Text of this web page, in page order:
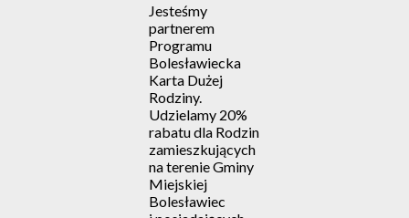
Jesteśmy
partnerem
Programu
Bolesławiecka
Karta Dużej
Rodziny.
Udzielamy 20%
rabatu dla Rodzin
zamieszkujących
na terenie Gminy
Miejskiej
Bolesławiec